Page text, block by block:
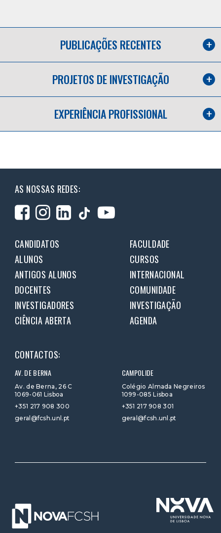
PUBLICAÇÕES RECENTES
PROJETOS DE INVESTIGAÇÃO
EXPERIÊNCIA PROFISSIONAL
AS NOSSAS REDES:
CANDIDATOS
FACULDADE
ALUNOS
CURSOS
ANTIGOS ALUNOS
INTERNACIONAL
DOCENTES
COMUNIDADE
INVESTIGADORES
INVESTIGAÇÃO
CIÊNCIA ABERTA
AGENDA
CONTACTOS:
AV. DE BERNA
Av. de Berna, 26 C
1069-061 Lisboa
+351 217 908 300
geral@fcsh.unl.pt
CAMPOLIDE
Colégio Almada Negreiros
1099-085 Lisboa
+351 217 908 301
geral@fcsh.unl.pt